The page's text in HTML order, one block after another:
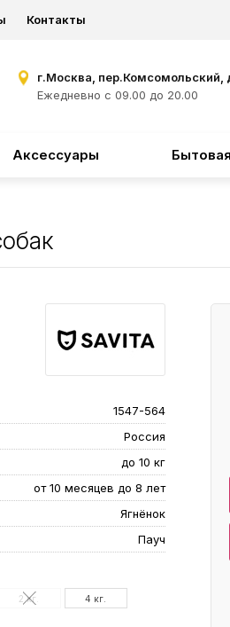
Контакты
г.Москва, пер.Комсомольский,
Ежедневно с 09.00 до 20.00
Аксессуары
1547-564
Россия
до 10 кг
от 10 месяцев до 8 лет
Ягнёнок
Пауч
2 кг. 4 кг.